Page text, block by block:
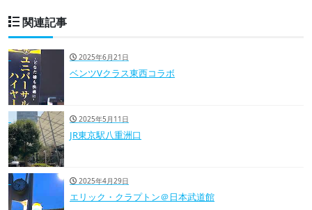
関連記事
2025年6月21日
ベンツVクラス東西コラボ
2025年5月11日
JR東京駅八重洲口
2025年4月29日
エリック・クラプトン＠日本武道館